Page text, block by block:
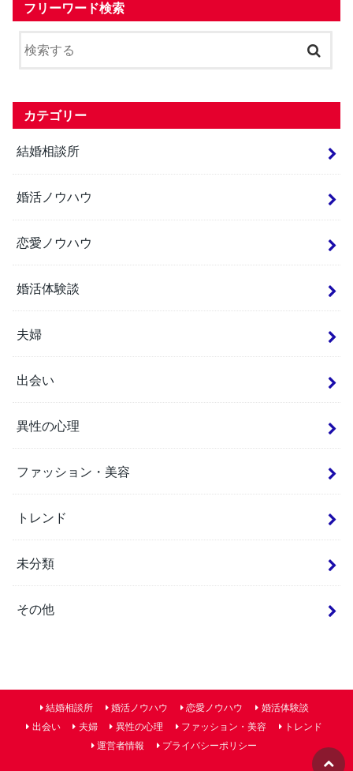
フリーワード検索
カテゴリー
結婚相談所
婚活ノウハウ
恋愛ノウハウ
婚活体験談
夫婦
出会い
異性の心理
ファッション・美容
トレンド
未分類
その他
結婚相談所 婚活ノウハウ 恋愛ノウハウ
婚活体験談
出会い
夫婦 異性の心理 ファッション・美容
トレンド
運営者情報
プライバシーポリシー